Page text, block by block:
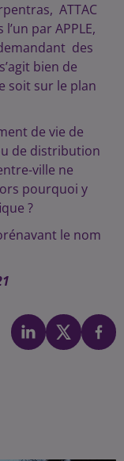
ATTAC
par APPLE,
des
bien de
soit sur le plan
de vie de
de distribution
ville ne
pourquoi y
?
le nom